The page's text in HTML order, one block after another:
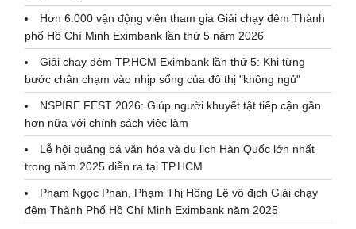
Hơn 6.000 vận động viên tham gia Giải chạy đêm Thành
phố Hồ Chí Minh Eximbank lần thứ 5 năm 2026
Giải chạy đêm TP.HCM Eximbank lần thứ 5: Khi từng
bước chân chạm vào nhịp sống của đô thị "không ngủ"
NSPIRE FEST 2026: Giúp người khuyết tật tiếp cận gần
hơn nữa với chính sách việc làm
Lễ hội quảng bá văn hóa và du lịch Hàn Quốc lớn nhất
trong năm 2025 diễn ra tại TP.HCM
Phạm Ngọc Phan, Phạm Thị Hồng Lệ vô địch Giải chạy
đêm Thành Phố Hồ Chí Minh Eximbank năm 2025